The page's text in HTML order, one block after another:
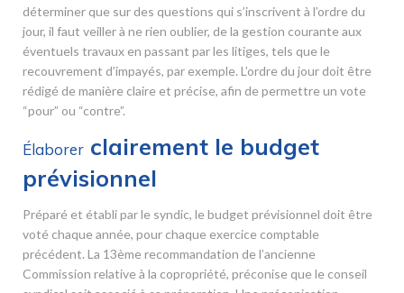
déterminer que sur des questions qui s’inscrivent à l’ordre du
jour, il faut veiller à ne rien oublier, de la gestion courante aux
éventuels travaux en passant par les litiges, tels que le
recouvrement d’impayés, par exemple. L’ordre du jour doit être
rédigé de manière claire et précise, afin de permettre un vote
“pour” ou “contre”.
Élaborer clairement le budget
prévisionnel
Préparé et établi par le syndic, le budget prévisionnel doit être
voté chaque année, pour chaque exercice comptable
précédent. La 13ème recommandation de l’ancienne
Commission relative à la copropriété, préconise que le conseil